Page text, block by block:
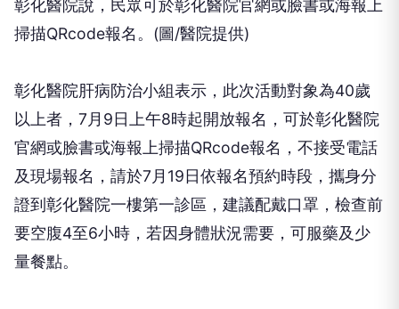
彰化醫院說，民眾可於彰化醫院官網或臉書或海報上
掃描QRcode報名。(圖/醫院提供)
彰化醫院肝病防治小組表示，此次活動對象為40歲
以上者，7月9日上午8時起開放報名，可於彰化醫院
官網或臉書或海報上掃描QRcode報名，不接受電話
及現場報名，請於7月19日依報名預約時段，攜身分
證到彰化醫院一樓第一診區，建議配戴口罩，檢查前
要空腹4至6小時，若因身體狀況需要，可服藥及少
量餐點。